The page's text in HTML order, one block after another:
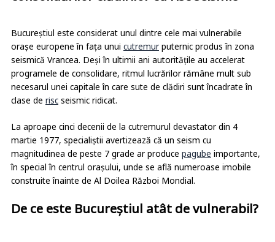
Bucureștiul este considerat unul dintre cele mai vulnerabile
orașe europene în fața unui cutremur puternic produs în zona
seismică Vrancea. Deși în ultimii ani autoritățile au accelerat
programele de consolidare, ritmul lucrărilor rămâne mult sub
necesarul unei capitale în care sute de clădiri sunt încadrate în
clase de risc seismic ridicat.
La aproape cinci decenii de la cutremurul devastator din 4
martie 1977, specialiștii avertizează că un seism cu
magnitudinea de peste 7 grade ar produce pagube importante,
în special în centrul orașului, unde se află numeroase imobile
construite înainte de Al Doilea Război Mondial.
De ce este Bucureștiul atât de vulnerabil?